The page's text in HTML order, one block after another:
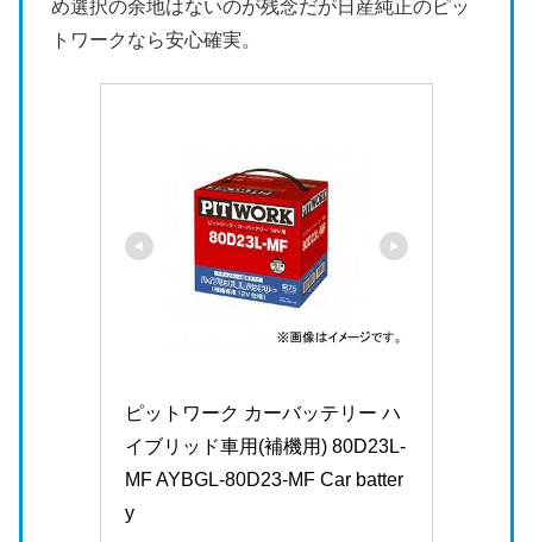
め選択の余地はないのが残念だが日産純正のピッ
トワークなら安心確実。
ピットワーク カーバッテリー ハ
イブリッド車用(補機用) 80D23L-
MF AYBGL-80D23-MF Car batter
y